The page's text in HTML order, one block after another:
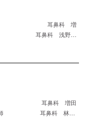
医師 耳鼻科 増
師 耳鼻科 浅野…
医師 耳鼻科 増田
津医師 耳鼻科 林…